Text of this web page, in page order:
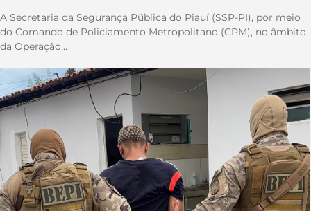
A Secretaria da Segurança Pública do Piauí (SSP-PI), por meio
do Comando de Policiamento Metropolitano (CPM), no âmbito
da Operação...